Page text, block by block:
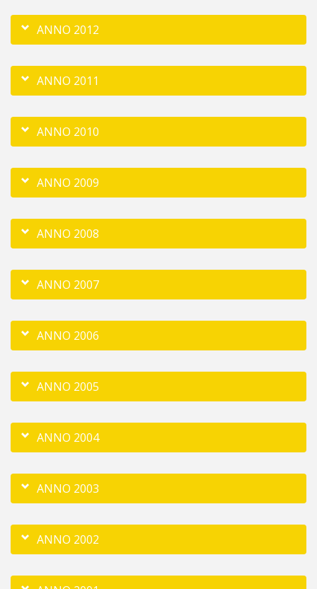
ANNO 2012
ANNO 2011
ANNO 2010
ANNO 2009
ANNO 2008
ANNO 2007
ANNO 2006
ANNO 2005
ANNO 2004
ANNO 2003
ANNO 2002